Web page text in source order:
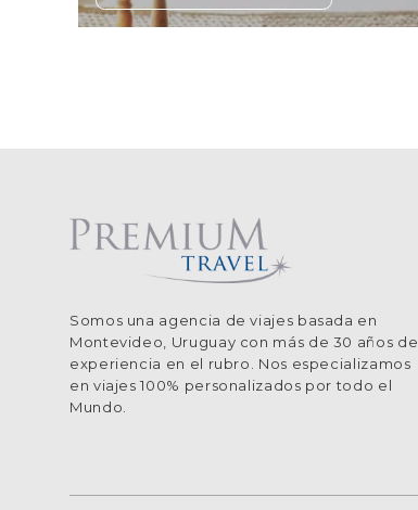
Somos una agencia de viajes basada en
Montevideo, Uruguay con más de 30 años de
experiencia en el rubro. Nos especializamos
en viajes 100% personalizados por todo el
Mundo.